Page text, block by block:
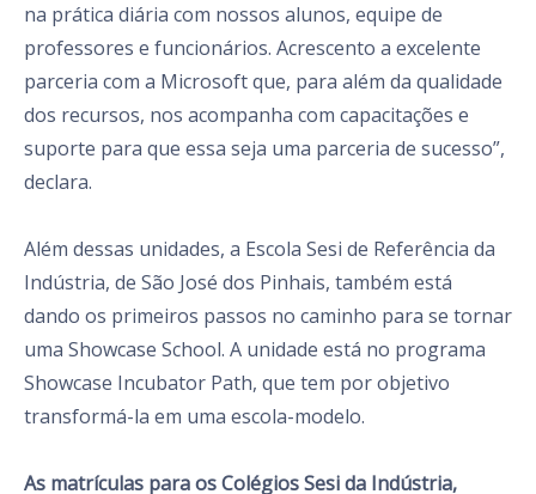
na prática diária com nossos alunos, equipe de
professores e funcionários. Acrescento a excelente
parceria com a Microsoft que, para além da qualidade
dos recursos, nos acompanha com capacitações e
suporte para que essa seja uma parceria de sucesso”,
declara.
Além dessas unidades, a Escola Sesi de Referência da
Indústria, de São José dos Pinhais, também está
dando os primeiros passos no caminho para se tornar
uma Showcase School. A unidade está no programa
Showcase Incubator Path, que tem por objetivo
transformá-la em uma escola-modelo.
As matrículas para os Colégios Sesi da Indústria,